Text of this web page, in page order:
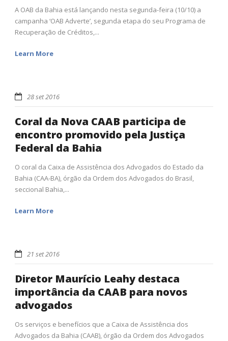
A OAB da Bahia está lançando nesta segunda-feira (10/10) a
campanha ‘OAB Adverte’, segunda etapa do seu Programa de
Recuperação de Créditos,...
Learn More
28 set 2016
Coral da Nova CAAB participa de
encontro promovido pela Justiça
Federal da Bahia
O coral da Caixa de Assistência dos Advogados do Estado da
Bahia (CAA-BA), órgão da Ordem dos Advogados do Brasil,
seccional Bahia,...
Learn More
21 set 2016
Diretor Maurício Leahy destaca
importância da CAAB para novos
advogados
Os serviços e benefícios que a Caixa de Assistência dos
Advogados da Bahia (CAAB), órgão da Ordem dos Advogados